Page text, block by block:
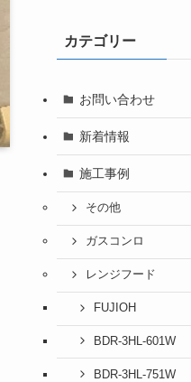
カテゴリー
お問い合わせ
新着情報
施工事例
その他
ガスコンロ
レンジフード
FUJIOH
BDR-3HL-601W
BDR-3HL-751W